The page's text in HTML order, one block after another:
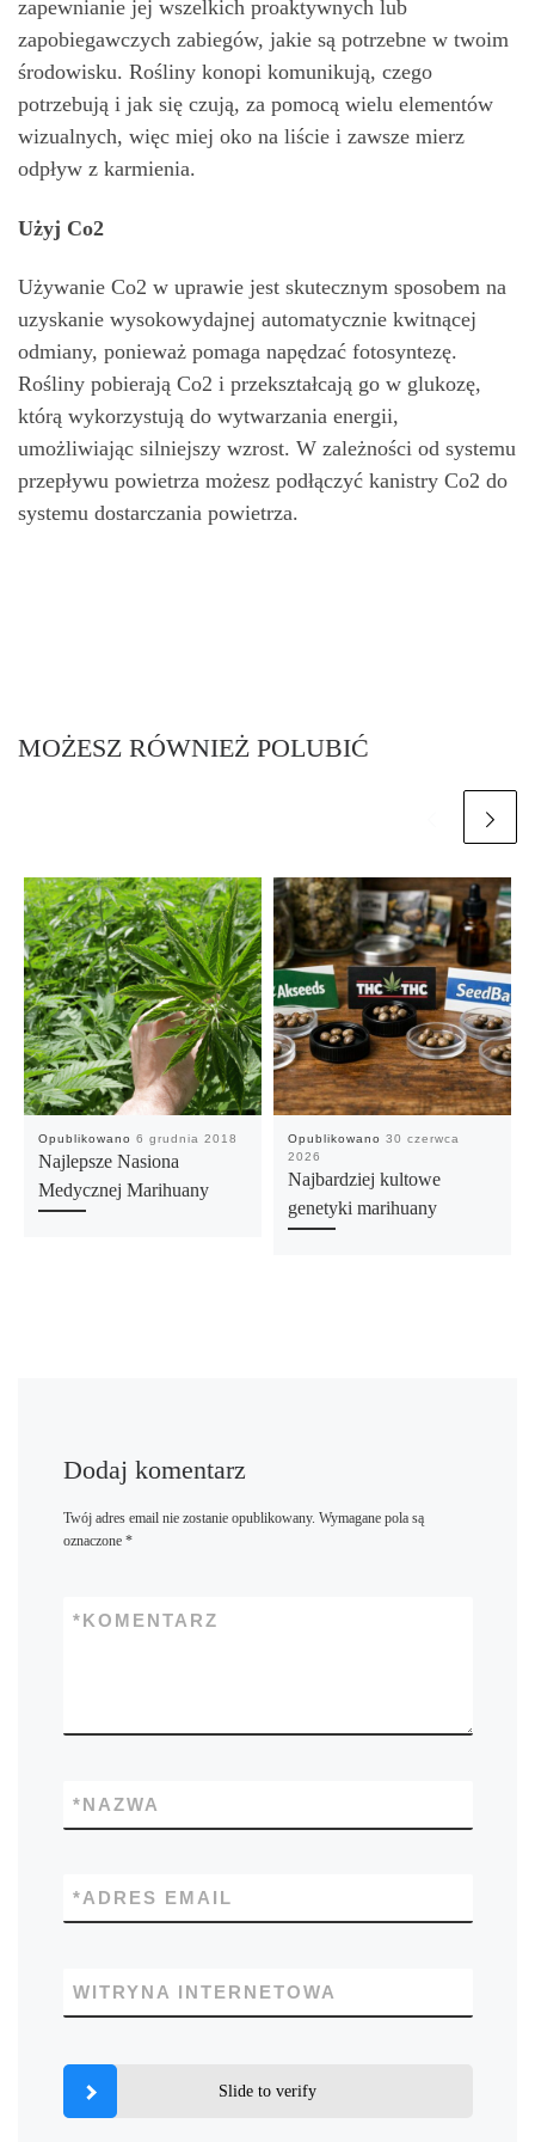
zapewnianie jej wszelkich proaktywnych lub
zapobiegawczych zabiegów, jakie są potrzebne w twoim
środowisku. Rośliny konopi komunikują, czego
potrzebują i jak się czują, za pomocą wielu elementów
wizualnych, więc miej oko na liście i zawsze mierz
odpływ z karmienia.
Użyj Co2
Używanie Co2 w uprawie jest skutecznym sposobem na
uzyskanie wysokowydajnej automatycznie kwitnącej
odmiany, ponieważ pomaga napędzać fotosyntezę.
Rośliny pobierają Co2 i przekształcają go w glukozę,
którą wykorzystują do wytwarzania energii,
umożliwiając silniejszy wzrost. W zależności od systemu
przepływu powietrza możesz podłączyć kanistry Co2 do
systemu dostarczania powietrza.
MOŻESZ RÓWNIEŻ POLUBIĆ
Opublikowano 6 grudnia 2018
Najlepsze Nasiona
Medycznej Marihuany
Opublikowano 30 czerwca
2026
Najbardziej kultowe
genetyki marihuany
Dodaj komentarz
Twój adres email nie zostanie opublikowany. Wymagane pola są
oznaczone *
KOMENTARZ
*
NAZWA
*
ADRES EMAIL
*
WITRYNA INTERNETOWA
Slide to verify